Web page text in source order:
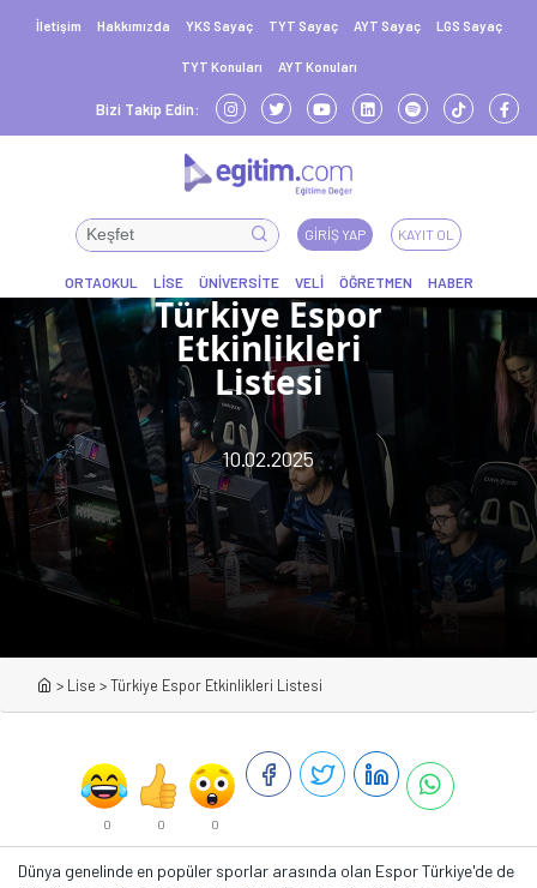
İletişim Hakkımızda YKS Sayaç TYT Sayaç AYT Sayaç LGS Sayaç
TYT Konuları AYT Konuları
Bizi Takip Edin:
GIRIŞ YAP KAYIT OL
Türkiye Espor
Etkinlikleri
Listesi
10.02.2025
> Lise >Türkiye Espor Etkinlikleri Listesi
0 0 0
Dünya genelinde en popüler sporlar arasında olan Espor Türkiye'de de